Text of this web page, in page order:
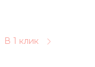
В 1 клик